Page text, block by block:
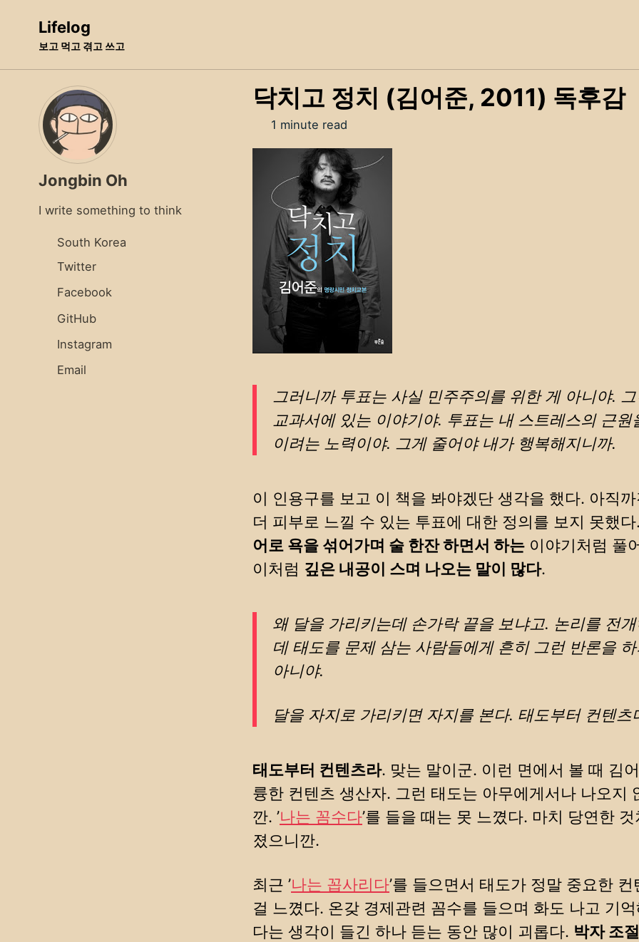
navigation
Lifelog
보고 먹고 겪고 쓰고
Jongbin Oh
I write something to think
South Korea
Twitter
Facebook
GitHub
Instagram
Email
닥치고 정치 (김어준, 2011) 독후감
1 minute read
그러니까 투표는 사실 민주주의를 위한 게 아니야.
교과서에 있는 이야기야. 투표는 내 스트레스의 근원
이려는 노력이야. 그게 줄어야 내가 행복해지니까.
이 인용구를 보고 이 책을 봐야겠단 생각을 했다. 아직
더 피부로 느낄 수 있는 투표에 대한 정의를 보지 못했
어로 욕을 섞어가며 술 한잔 하면서 하는 이야기처럼 풀
이처럼 깊은 내공이 스며 나오는 말이 많다.
왜 달을 가리키는데 손가락 끝을 보냐고. 논리를 전
데 태도를 문제 삼는 사람들에게 흔히 그런 반론을
아니야.
달을 자지로 가리키면 자지를 본다. 태도부터 컨텐츠
태도부터 컨텐츠라. 맞는 말이군. 이런 면에서 볼 때 김
륭한 컨텐츠 생산자. 그런 태도는 아무에게서나 나오지
깐. ’나는 꼼수다’를 들을 때는 못 느꼈다. 마치 당연한
졌으니깐.
최근 ’나는 꼽사리다’를 들으면서 태도가 정말 중요한
걸 느꼈다. 온갖 경제관련 꼼수를 들으며 화도 나고 기
다는 생각이 들긴 하나 듣는 동안 많이 괴롭다. 박자 조